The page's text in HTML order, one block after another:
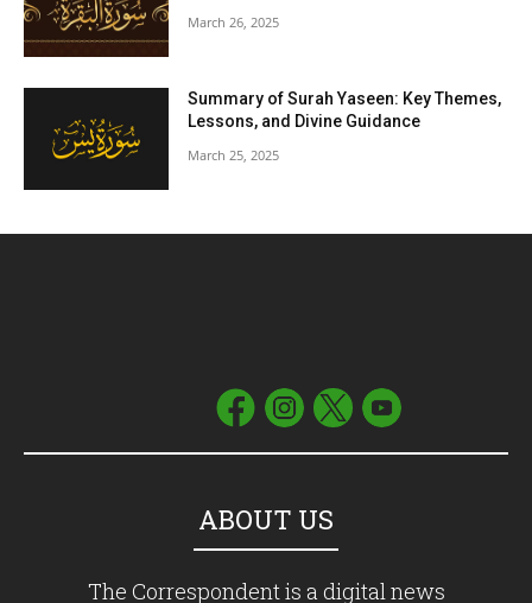
March 26, 2025
Summary of Surah Yaseen: Key Themes,
Lessons, and Divine Guidance
March 25, 2025
ABOUT US
The Correspondent is a digital news